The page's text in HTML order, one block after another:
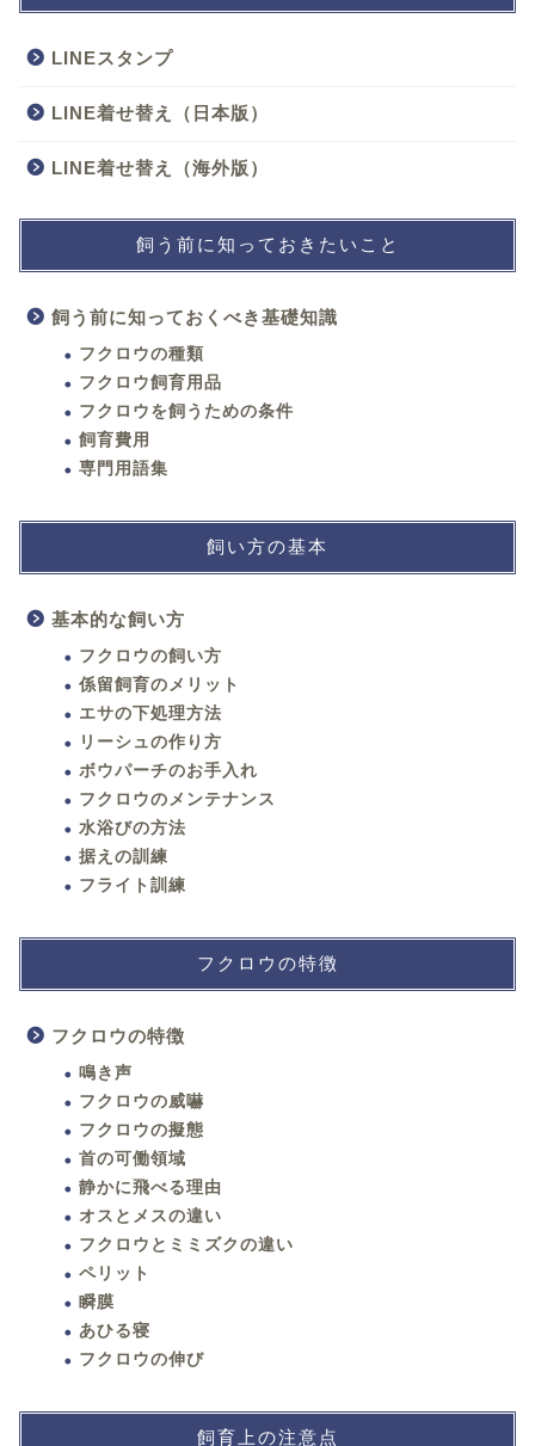
LINEスタンプ
LINE着せ替え（日本版）
LINE着せ替え（海外版）
飼う前に知っておきたいこと
飼う前に知っておくべき基礎知識
フクロウの種類
フクロウ飼育用品
フクロウを飼うための条件
飼育費用
専門用語集
飼い方の基本
基本的な飼い方
フクロウの飼い方
係留飼育のメリット
エサの下処理方法
リーシュの作り方
ボウパーチのお手入れ
フクロウのメンテナンス
水浴びの方法
据えの訓練
フライト訓練
フクロウの特徴
フクロウの特徴
鳴き声
フクロウの威嚇
フクロウの擬態
首の可働領域
静かに飛べる理由
オスとメスの違い
フクロウとミミズクの違い
ペリット
瞬膜
あひる寝
フクロウの伸び
飼育上の注意点